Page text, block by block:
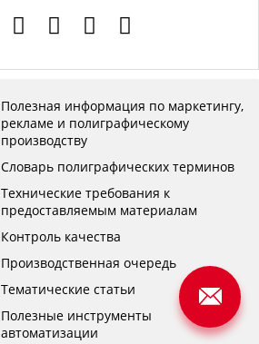
Полезная информация по маркетингу,
рекламе и полиграфическому
производству
Словарь полиграфических терминов
Технические требования к
предоставляемым материалам
Контроль качества
Производственная очередь
Тематические статьи
Полезные инструменты
автоматизации